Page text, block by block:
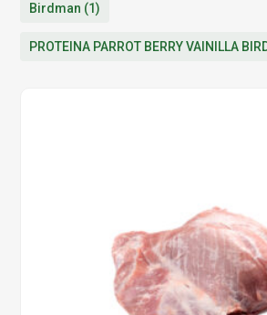
Birdman (1)
PROTEINA PARROT BERRY VAINILLA